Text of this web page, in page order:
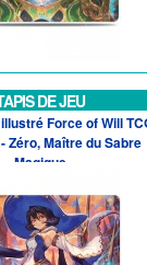
DE JEU
Force of Will
Zéro, Maître du Sabre
Magique